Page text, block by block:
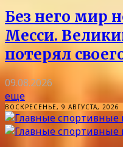
Без него мир
Месси.
потерял
09.08.2026
еще
ВОСКРЕСЕНЬЕ, 9 АВГУСТА, 2026